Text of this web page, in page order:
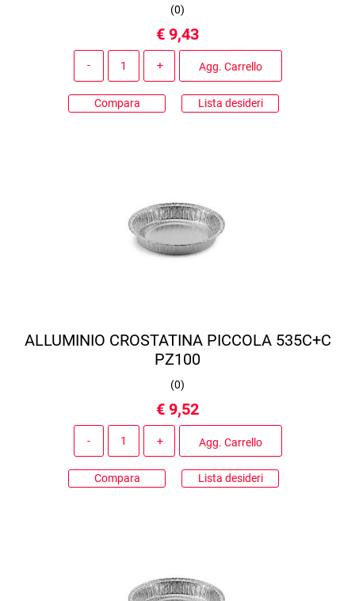
(0)
€ 9,43
Agg. Carrello
Compara Lista desideri
ALLUMINIO CROSTATINA PICCOLA 535C+C
PZ100
(0)
€ 9,52
Agg. Carrello
Compara Lista desideri